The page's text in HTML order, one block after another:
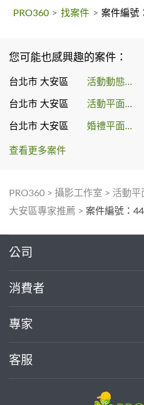
PRO360 > 找案件 > 案件編號
您可能也感興趣的案件：
台北市 大安區 活動動態錄影
台北市 大安區 活動平面攝影
台北市 大安區 婚禮平面攝影
查看更多案件
PRO360 > 攝影工作室 > 活動平
大安區專家推薦 > 案件編號：
公司
消費者
專家
客服